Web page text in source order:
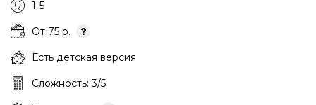
1-5
От 75 р.
Есть детская версия
Сложность: 3/5